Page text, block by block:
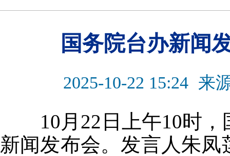
国务院台办新闻
2025-10-22 15:24 来
10月22日上午10时，
新闻发布会。发言人朱